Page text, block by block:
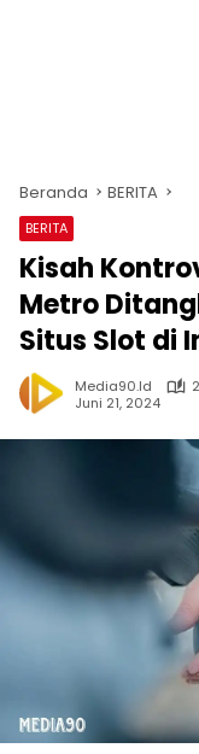
Beranda BERITA
BERITA
Kisah
Metro
Situs Slot di
Media90.id
Juni 21, 2024